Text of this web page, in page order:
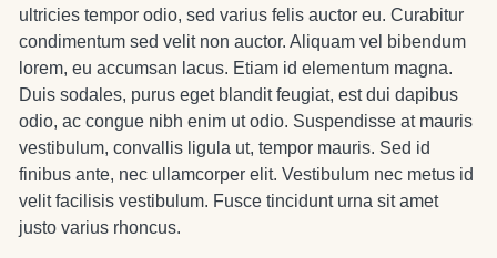
ultricies tempor odio, sed varius felis auctor eu. Curabitur
condimentum sed velit non auctor. Aliquam vel bibendum
lorem, eu accumsan lacus. Etiam id elementum magna.
Duis sodales, purus eget blandit feugiat, est dui dapibus
odio, ac congue nibh enim ut odio. Suspendisse at mauris
vestibulum, convallis ligula ut, tempor mauris. Sed id
finibus ante, nec ullamcorper elit. Vestibulum nec metus id
velit facilisis vestibulum. Fusce tincidunt urna sit amet
justo varius rhoncus.